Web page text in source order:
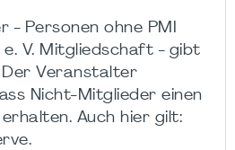
- Personen ohne PMI
V. Mitgliedschaft - gibt
Der Veranstalter
Nicht-Mitglieder einen
Auch hier gilt: